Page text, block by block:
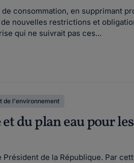
consommation, en supprimant
nouvelles restrictions et
qui ne suivrait pas ces...
de l'environnement
du plan eau pour
de la République. Par